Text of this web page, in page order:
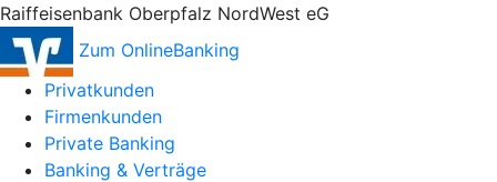
Raiffeisenbank Oberpfalz NordWest eG
Zum OnlineBanking
Privatkunden
Firmenkunden
Private Banking
Banking & Verträge